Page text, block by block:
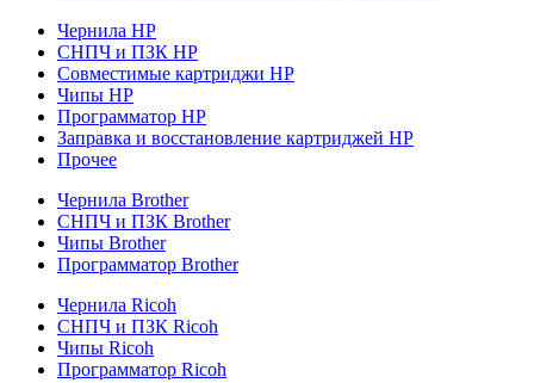
Чернила HP
СНПЧ и ПЗК HP
Совместимые картриджи HP
Чипы HP
Программатор HP
Заправка и восстановление картриджей HP
Прочее
Чернила Brother
СНПЧ и ПЗК Brother
Чипы Brother
Программатор Brother
Чернила Ricoh
СНПЧ и ПЗК Ricoh
Чипы Ricoh
Программатор Ricoh